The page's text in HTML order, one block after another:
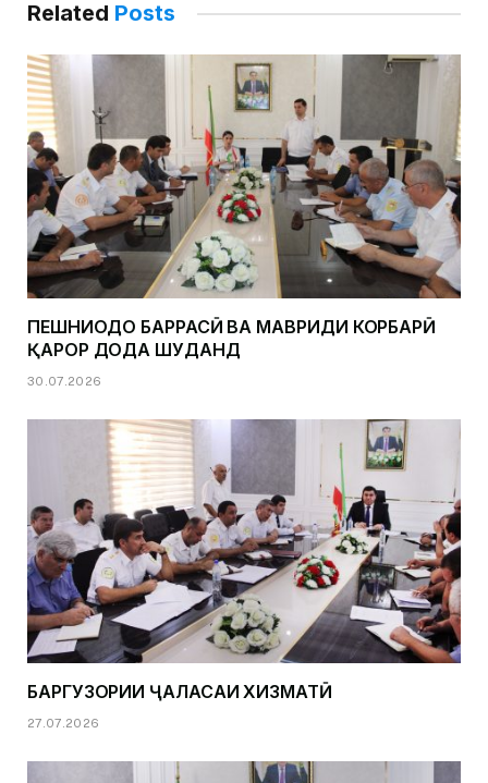
Related Posts
ПЕШНИҲОДҲО БАРРАСӢ ВА МАВРИДИ КОРБАРӢ
ҚАРОР ДОДА ШУДАНД
30.07.2026
БАРГУЗОРИИ ҶАЛАСАИ ХИЗМАТӢ
27.07.2026